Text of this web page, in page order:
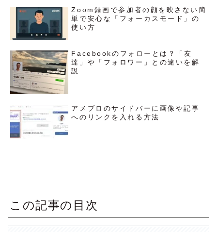
Zoom録画で参加者の顔を映さない簡
単で安心な「フォーカスモード」の
使い方
Facebookのフォローとは？「友
達」や「フォロワー」との違いを解
説
アメブロのサイドバーに画像や記事
へのリンクを入れる方法
この記事の目次